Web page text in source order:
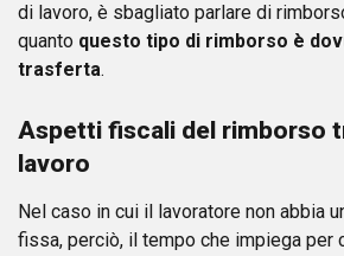
di lavoro, è sbagliato parlare di
quanto questo tipo di rimborso è
trasferta.
Aspetti fiscali del rimborso
lavoro
Nel caso in cui il lavoratore non abbia
fissa, perciò, il tempo che impiega per